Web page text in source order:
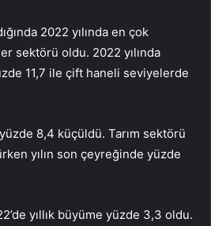
2022 yılında en çok
sektörü oldu. 2022 yılında
11,7 ile çift haneli seviyelerde
8,4 küçüldü. Tarım sektörü
yılın son çeyreğinde yüzde
yıllık büyüme yüzde 3,3 oldu.